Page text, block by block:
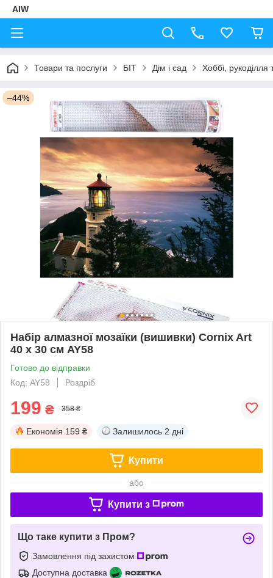
AIW
Товари та послуги БІТ Дім і сад Хоббі, рукоділля
–44%
Набір алмазної мозаїки (вишивки) Cornix Art
40 x 30 см AY58
Готово до відправки
Код: AY58
Роздріб
199 ₴ 358 ₴
Економія 159 ₴ Залишилось 2 дні
Купити
або
Купити з
Що таке купити з Пром?
Замовлення під захистом
Доступна доставка